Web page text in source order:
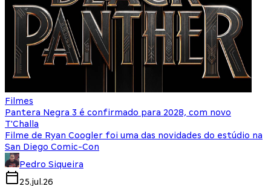
Filmes
Pantera Negra 3 é confirmado para 2028, com novo
T'Challa
Filme de Ryan Coogler foi uma das novidades do estúdio na
San Diego Comic-Con
Pedro Siqueira
25.jul.26